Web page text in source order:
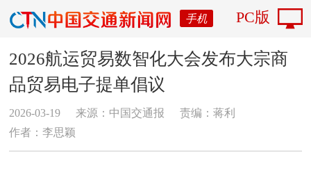
手机 PC版
2026航运贸易数智化大会发布大宗商
品贸易电子提单倡议
2026-03-19 来源：中国交通报
责编：蒋利
作者：李思颖